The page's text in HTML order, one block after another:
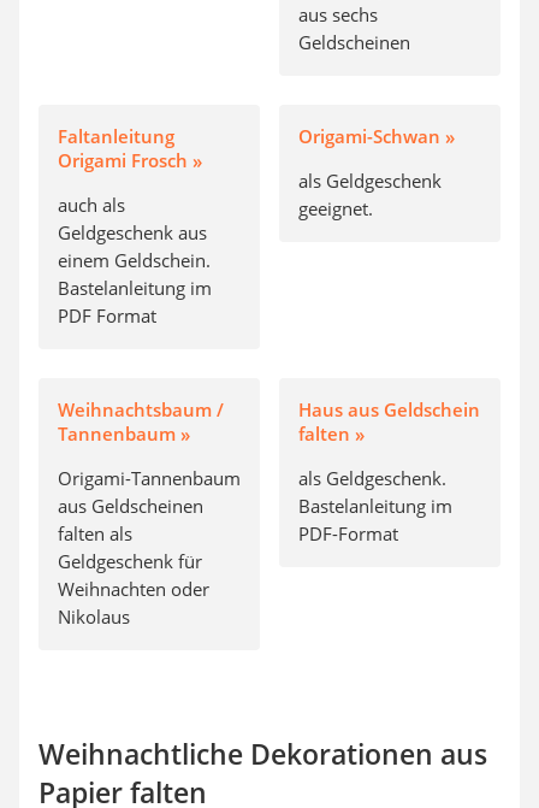
aus sechs
Geldscheinen
Faltanleitung
Origami Frosch »
auch als
Geldgeschenk aus
einem Geldschein.
Bastelanleitung im
PDF Format
Origami-Schwan »
als Geldgeschenk
geeignet.
Weihnachtsbaum /
Tannenbaum »
Origami-Tannenbaum
aus Geldscheinen
falten als
Geldgeschenk für
Weihnachten oder
Nikolaus
Haus aus Geldschein
falten »
als Geldgeschenk.
Bastelanleitung im
PDF-Format
Weihnachtliche Dekorationen aus
Papier falten